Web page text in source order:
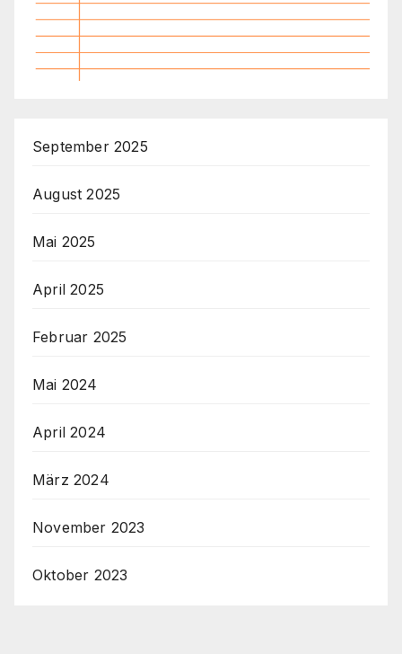
September 2025
August 2025
Mai 2025
April 2025
Februar 2025
Mai 2024
April 2024
März 2024
November 2023
Oktober 2023